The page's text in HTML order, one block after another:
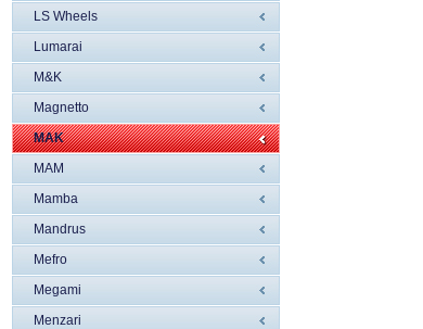
LS Wheels
Lumarai
M&K
Magnetto
MAK
MAM
Mamba
Mandrus
Mefro
Megami
Menzari